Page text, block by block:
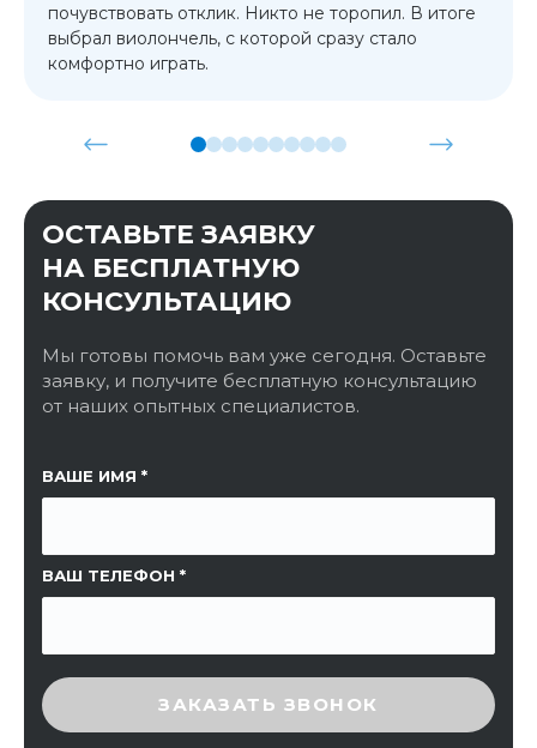
почувствовать отклик. Никто не торопил. В итоге
выбрал виолончель, с которой сразу стало
комфортно играть.
ОСТАВЬТЕ ЗАЯВКУ
НА БЕСПЛАТНУЮ
КОНСУЛЬТАЦИЮ
Мы готовы помочь вам уже сегодня. Оставьте
заявку, и получите бесплатную консультацию
от наших опытных специалистов.
ВАШЕ ИМЯ
ВАШ ТЕЛЕФОН
ССЫЛКА НА СТРАНИЦУ
ВВЕДИТЕ ПРОВЕРОЧНЫЙ КОД
ЗАКАЗАТЬ ЗВОНОК